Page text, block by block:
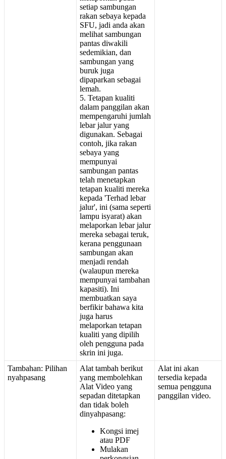
setiap sambungan
rakan sebaya kepada
SFU, jadi anda akan
melihat sambungan
pantas diwakili
sedemikian, dan
sambungan yang
buruk juga
dipaparkan sebagai
lemah.
5. Tetapan kualiti
dalam panggilan akan
mempengaruhi jumlah
lebar jalur yang
digunakan. Sebagai
contoh, jika rakan
sebaya yang
mempunyai
sambungan pantas
telah menetapkan
tetapan kualiti mereka
kepada 'Terhad lebar
jalur', ini (sama seperti
lampu isyarat) akan
melaporkan lebar jalur
mereka sebagai teruk,
kerana penggunaan
sambungan akan
menjadi rendah
(walaupun mereka
mempunyai tambahan
kapasiti). Ini
membuatkan saya
berfikir bahawa kita
juga harus
melaporkan tetapan
kualiti yang dipilih
oleh pengguna pada
skrin ini juga.
Tambahan: Pilihan
nyahpasang
Alat tambah berikut
yang membolehkan
Alat Video yang
sepadan ditetapkan
dan tidak boleh
dinyahpasang:
Kongsi imej
atau PDF
Mulakan
Alat ini akan
tersedia kepada
semua pengguna
panggilan video.